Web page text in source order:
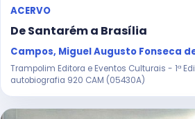
ACERVO
De Santarém a Brasília
Campos, Miguel Augusto Fonseca
Trampolim Editora e Eventos Culturais - 1ª
autobiografia 920 CAM (05430A)